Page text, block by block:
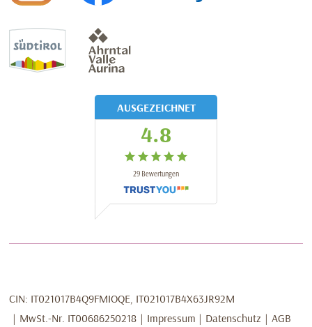
AUSGEZEICHNET
4.8
29 Bewertungen
CIN: IT021017B4Q9FMIOQE, IT021017B4X63JR92M
MwSt.-Nr. IT00686250218 Impressum Datenschutz AGB